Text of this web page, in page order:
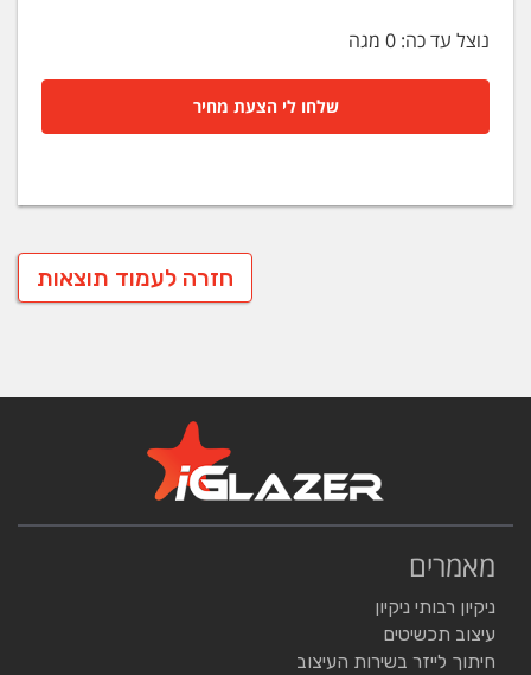
נוצל עד כה: 0 מגה
שלחו לי הצעת מחיר
חזרה לעמוד תוצאות
מאמרים
ניקיון רבותי ניקיון
עיצוב תכשיטים
חיתוך לייזר בשירות העיצוב